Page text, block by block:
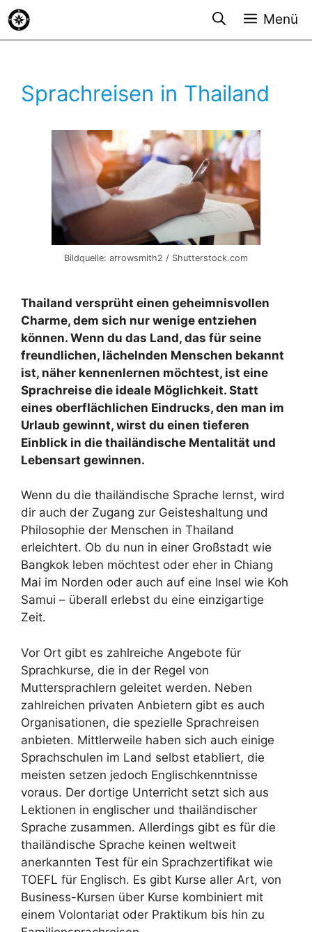
Zum
Inhalt
springen
Menü
Sprachreisen in Thailand
Bildquelle: arrowsmith2 / Shutterstock.com
Thailand versprüht einen geheimnisvollen
Charme, dem sich nur wenige entziehen
können. Wenn du das Land, das für seine
freundlichen, lächelnden Menschen bekannt
ist, näher kennenlernen möchtest, ist eine
Sprachreise die ideale Möglichkeit. Statt
eines oberflächlichen Eindrucks, den man im
Urlaub gewinnt, wirst du einen tieferen
Einblick in die thailändische Mentalität und
Lebensart gewinnen.
Wenn du die thailändische Sprache lernst, wird
dir auch der Zugang zur Geisteshaltung und
Philosophie der Menschen in Thailand
erleichtert. Ob du nun in einer Großstadt wie
Bangkok leben möchtest oder eher in Chiang
Mai im Norden oder auch auf eine Insel wie Koh
Samui – überall erlebst du eine einzigartige
Zeit.
Vor Ort gibt es zahlreiche Angebote für
Sprachkurse, die in der Regel von
Muttersprachlern geleitet werden. Neben
zahlreichen privaten Anbietern gibt es auch
Organisationen, die spezielle Sprachreisen
anbieten. Mittlerweile haben sich auch einige
Sprachschulen im Land selbst etabliert, die
meisten setzen jedoch Englischkenntnisse
voraus. Der dortige Unterricht setzt sich aus
Lektionen in englischer und thailändischer
Sprache zusammen. Allerdings gibt es für die
thailändische Sprache keinen weltweit
anerkannten Test für ein Sprachzertifikat wie
TOEFL für Englisch. Es gibt Kurse aller Art, von
Business-Kursen über Kurse kombiniert mit
einem Volontariat oder Praktikum bis hin zu